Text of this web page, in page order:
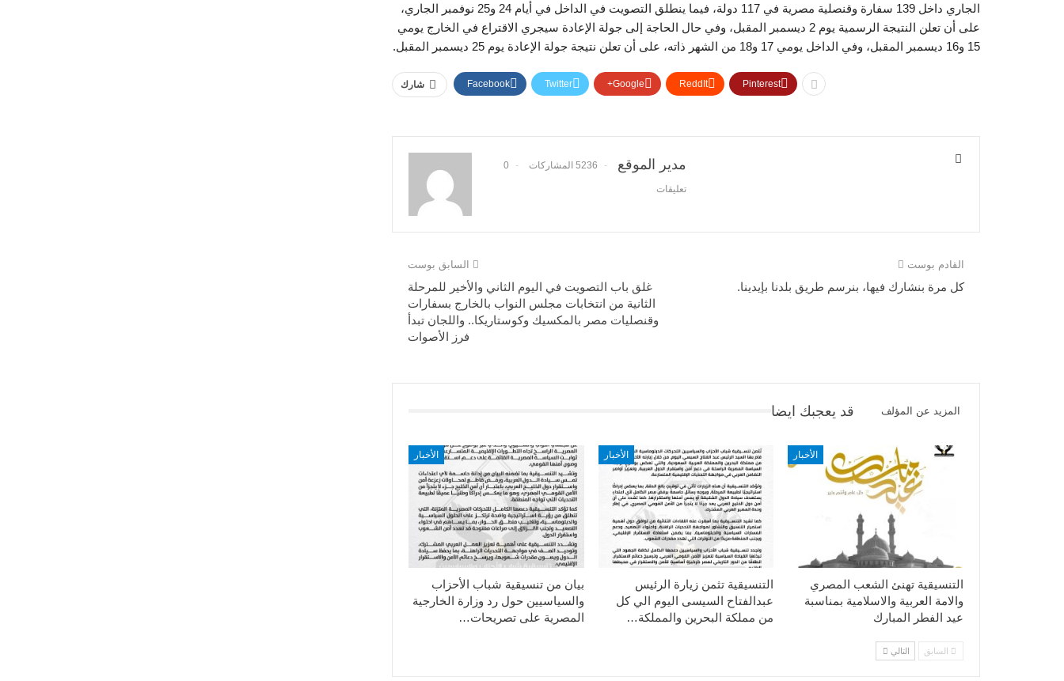
الجاري داخل 139 سفارة وقنصلية مصرية في 117 دولة، فيما ينطلق التصويت في الداخل في أيام 24 و25 نوفمبر الجاري،
على أن تعلن النتيجة الرسمية يوم 2 ديسمبر المقبل، وفي حال الحاجة إلى جولة الإعادة سيجري الاقتراع في الخارج يومي
15 و16 ديسمبر المقبل، وفي الداخل يومي 17 و18 من الشهر ذاته، على أن تعلن نتيجة جولة الإعادة يوم 25 ديسمبر المقبل.
شارك Facebook Twitter Google+ ReddIt Pinterest
مدير الموقع 5236 المشاركات 0
تعليقات
السابق بوست
غلق باب التصويت في اليوم الثاني والأخير للمرحلة
الثانية من انتخابات مجلس النواب بالخارج بسفارات
وقنصليات مصر بالمكسيك وكوستاريكا.. واللجان تبدأ
فرز الأصوات
القادم بوست
كل مرة بنشارك فيها، بنرسم طريق بلدنا بإيدينا.
قد يعجبك ايضا المزيد عن المؤلف
الأخبار
بيان من تنسيقية شباب الأحزاب
والسياسيين حول رد وزارة الخارجية
المصرية على تصريحات…
الأخبار
التنسيقية تثمن زيارة الرئيس
عبدالفتاح السيسى اليوم الي كل
من مملكة البحرين والمملكة…
الأخبار
التنسيقية تهنئ الشعب المصري
والامة العربية والاسلامية بمناسبة
عيد الفطر المبارك
السابق التالي